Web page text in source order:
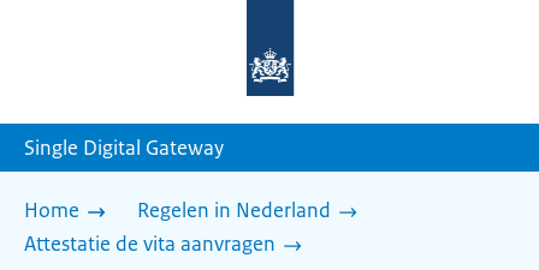
homepage
Single Digital Gateway
Home
Regelen in Nederland
Attestatie de vita aanvragen